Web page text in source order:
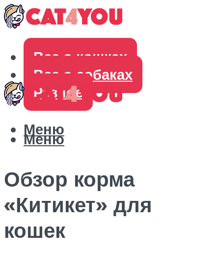
Все о кошках
Все о собаках
Разное
Меню
Меню
Обзор корма
«Китикет» для
кошек